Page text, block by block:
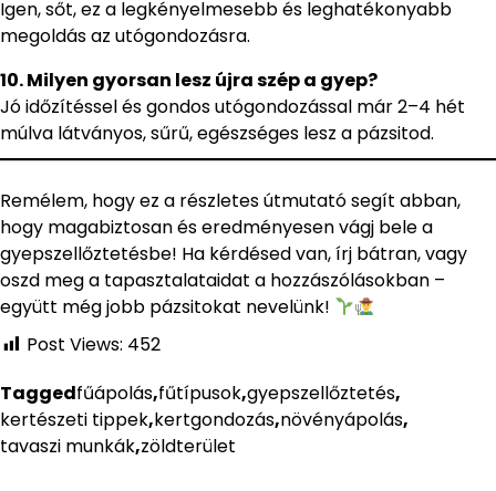
Igen, sőt, ez a legkényelmesebb és leghatékonyabb
megoldás az utógondozásra.
10. Milyen gyorsan lesz újra szép a gyep?
Jó időzítéssel és gondos utógondozással már 2–4 hét
múlva látványos, sűrű, egészséges lesz a pázsitod.
Remélem, hogy ez a részletes útmutató segít abban,
hogy magabiztosan és eredményesen vágj bele a
gyepszellőztetésbe! Ha kérdésed van, írj bátran, vagy
oszd meg a tapasztalataidat a hozzászólásokban –
együtt még jobb pázsitokat nevelünk!
Post Views: 452
Taggedfűápolás,fűtípusok,gyepszellőztetés,
kertészeti tippek,kertgondozás,növényápolás,
tavaszi munkák,zöldterület